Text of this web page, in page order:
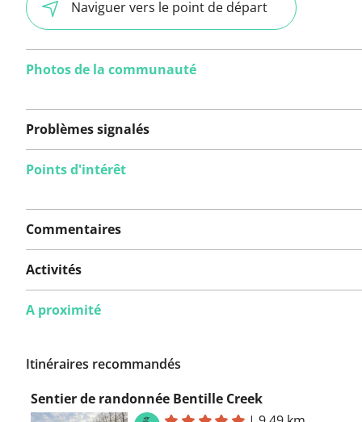
Naviguer vers le point de départ
Photos de la communauté
Problèmes signalés
encore été signalé sur
Vous avez remarqué quelque chose sur cet itinéraire ?
Points d'intérêt
Commentaires
Activités
A proximité
Itinéraires recommandés
Sentier de randonnée Bentille Creek